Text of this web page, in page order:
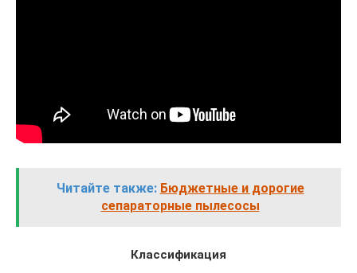
Читайте также: Бюджетные и дорогие
сепараторные пылесосы
Классификация